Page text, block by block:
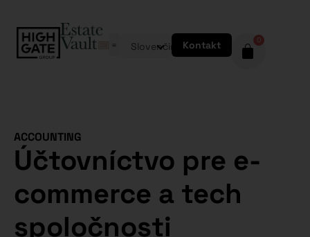
Slovenčina Kontakt 0
ACCOUNTING
Účtovníctvo pre e-
commerce a tech
spoločnosti